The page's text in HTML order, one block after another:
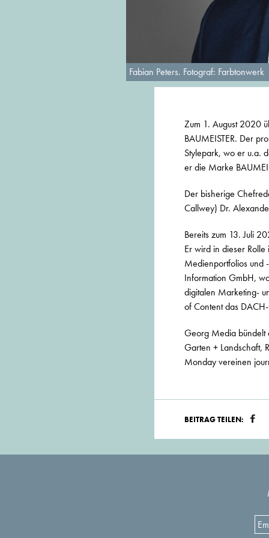
Fabian Peters. Fotograf: Farbtonwerk
Zum 1. August 2020
BAUMEISTER. Der
Stylepark, wo er u.a.
er die Marke
Der bisherige
Callwey) Dr.
Bereits zum 13. Juli
Er wird in dieser
Medienportfolios und
Information GmbH,
digitalen Marketing-
of Content das
Georg Media bündelt
Garten + Landschaft,
Monday vereinen
BEITRAG TEILEN: